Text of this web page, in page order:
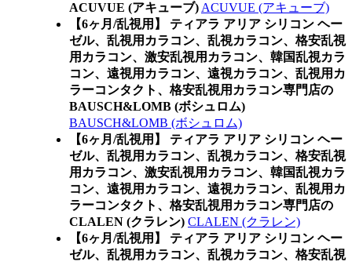
ACUVUE (アキューブ) ACUVUE (アキューブ)
【6ヶ月/乱視用】 ティアラ アリア シリコン ヘー
ゼル、乱視用カラコン、乱視カラコン、格安乱視
用カラコン、激安乱視用カラコン、韓国乱視カラ
コン、遠視用カラコン、遠視カラコン、乱視用カ
ラーコンタクト、格安乱視用カラコン専門店の
BAUSCH&LOMB (ボシュロム)
BAUSCH&LOMB (ボシュロム)
【6ヶ月/乱視用】 ティアラ アリア シリコン ヘー
ゼル、乱視用カラコン、乱視カラコン、格安乱視
用カラコン、激安乱視用カラコン、韓国乱視カラ
コン、遠視用カラコン、遠視カラコン、乱視用カ
ラーコンタクト、格安乱視用カラコン専門店の
CLALEN (クラレン) CLALEN (クラレン)
【6ヶ月/乱視用】 ティアラ アリア シリコン ヘー
ゼル、乱視用カラコン、乱視カラコン、格安乱視